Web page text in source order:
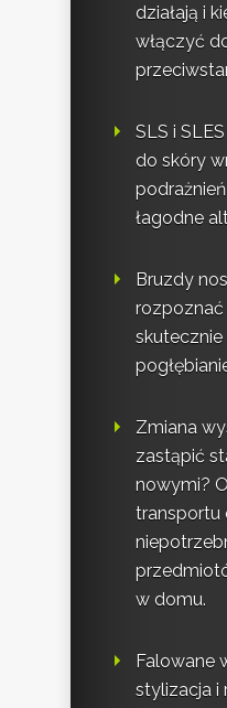
działają i
włączyć
SLS i
do skóry
łagodne
Bruzdy
Zmiana
zastąpić
nowymi?
transportu
w domu.
Falowane
stylizacja i